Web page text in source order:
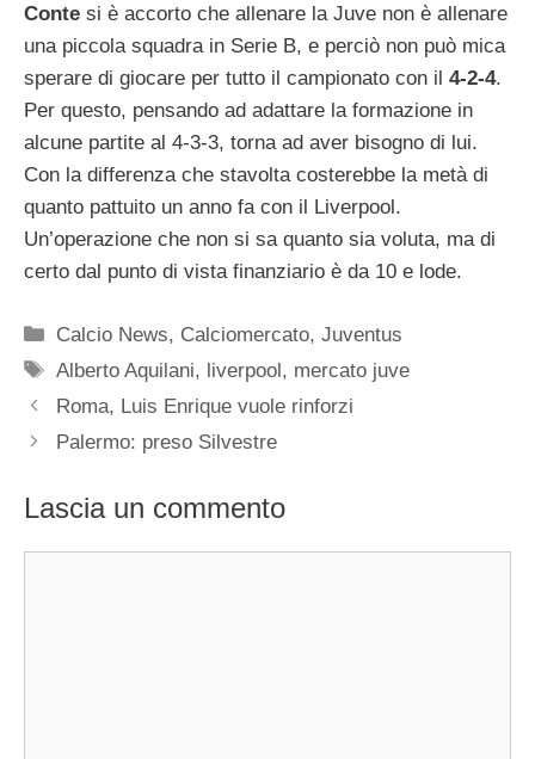
Conte si è accorto che allenare la Juve non è allenare
una piccola squadra in Serie B, e perciò non può mica
sperare di giocare per tutto il campionato con il 4-2-4.
Per questo, pensando ad adattare la formazione in
alcune partite al 4-3-3, torna ad aver bisogno di lui.
Con la differenza che stavolta costerebbe la metà di
quanto pattuito un anno fa con il Liverpool.
Un’operazione che non si sa quanto sia voluta, ma di
certo dal punto di vista finanziario è da 10 e lode.
Categorie
Calcio News, Calciomercato,Juventus
Tag
Alberto Aquilani, liverpool, mercato juve
Roma, Luis Enrique vuole rinforzi
Palermo: preso Silvestre
Lascia un commento